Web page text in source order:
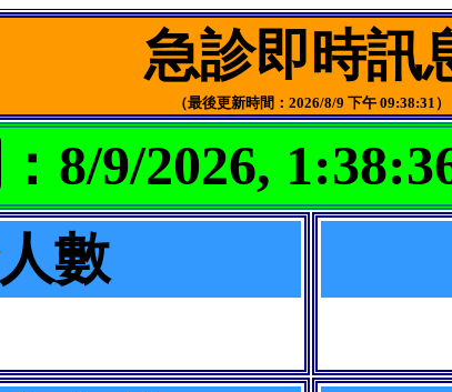
急診即時訊
（最後更新時間：2026/8/9 下午 09:38:31）
8/9/2026,
數